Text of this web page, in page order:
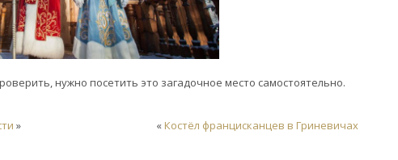
нужно посетить это загадочное место самостоятельно.
» « Костёл францисканцев в Гриневичах